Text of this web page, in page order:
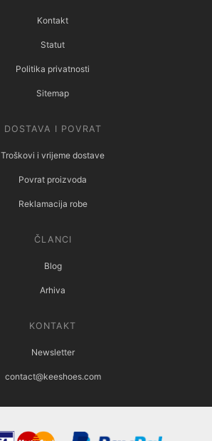
Kontakt
Statut
Politika privatnosti
Sitemap
DOSTAVA I POVRAT
Troškovi i vrijeme dostave
Povrat proizvoda
Reklamacija robe
ČLANCI
Blog
Arhiva
KONTAKT
Newsletter
contact@keeshoes.com